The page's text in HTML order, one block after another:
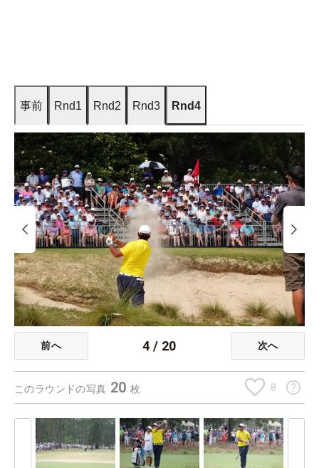
事前 Rnd1 Rnd2 Rnd3 Rnd4
前へ 4 / 20 次へ
このラウンドの写真 20枚 8